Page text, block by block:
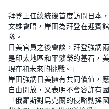
拜登上任總統後首度訪問日本
文雄會晤，岸田為拜登在迎賓
隊。
日美官員之後會談，拜登強調
是印太地區和平繁榮的基石，
現在和未來的挑戰。」
岸田強調日美擁有共同價值，
自由開放，又表明不會容許有
「俄羅斯對烏克蘭的侵略動搖